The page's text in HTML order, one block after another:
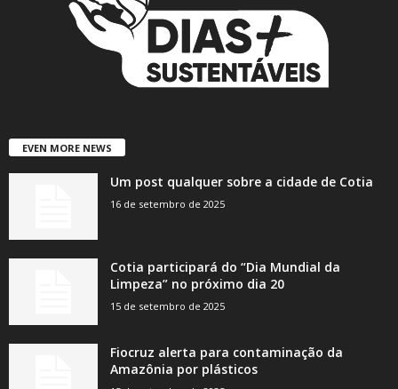
EVEN MORE NEWS
Um post qualquer sobre a cidade de Cotia
16 de setembro de 2025
Cotia participará do “Dia Mundial da
Limpeza” no próximo dia 20
15 de setembro de 2025
Fiocruz alerta para contaminação da
Amazônia por plásticos